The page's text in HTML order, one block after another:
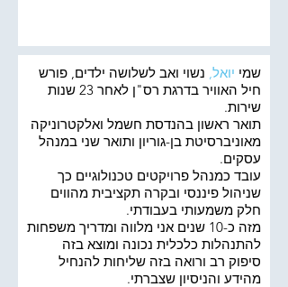
שמי יואל, נשוי ואב לשלושה ילדים, פורש
חיל האוויר בדרגת רס"ן לאחר 23 שנות
שירות.
תואר ראשון בהנדסת חשמל ואלקטרוניקה
מאוניברסיטת בן-גוריון ותואר שני במנהל
עסקים.
עובד כמנהל פרויקטים טכנולוגיים כך
שניהול פיננסי ובקרה תקציבית מהווים
חלק משמעותי בעבודתי.
מזה כ-10 שנים אני מלווה ומדריך משפחות
להתנהלות כלכלית נכונה ומוצא בזה
סיפוק רב ורואה בזה שליחות להנחיל
מהידע והניסיון שצברתי.